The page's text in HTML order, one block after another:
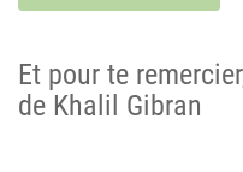
Et pour te
de Khalil Gibran